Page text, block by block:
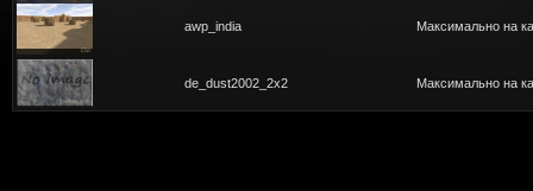
awp_india Максимально на
de_dust2002_2x2 Максимально на